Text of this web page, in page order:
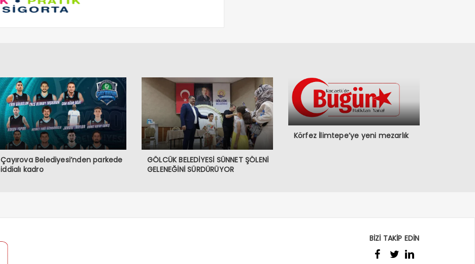
Çayırova Belediyesi’nden parkede
iddialı kadro
GÖLCÜK BELEDİYESİ SÜNNET ŞÖLENİ
GELENEĞİNİ SÜRDÜRÜYOR
Körfez İlimtepe’ye yeni mezarlık
BİZİ TAKİP EDİN